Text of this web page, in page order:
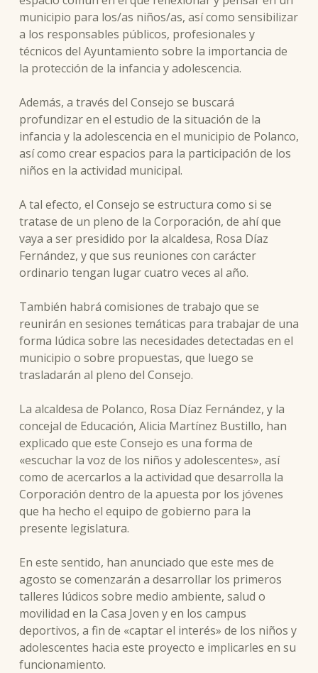
municipio para los/as niños/as, así como sensibilizar
a los responsables públicos, profesionales y
técnicos del Ayuntamiento sobre la importancia de
la protección de la infancia y adolescencia.
Además, a través del Consejo se buscará
profundizar en el estudio de la situación de la
infancia y la adolescencia en el municipio de Polanco,
así como crear espacios para la participación de los
niños en la actividad municipal.
A tal efecto, el Consejo se estructura como si se
tratase de un pleno de la Corporación, de ahí que
vaya a ser presidido por la alcaldesa, Rosa Díaz
Fernández, y que sus reuniones con carácter
ordinario tengan lugar cuatro veces al año.
También habrá comisiones de trabajo que se
reunirán en sesiones temáticas para trabajar de una
forma lúdica sobre las necesidades detectadas en el
municipio o sobre propuestas, que luego se
trasladarán al pleno del Consejo.
La alcaldesa de Polanco, Rosa Díaz Fernández, y la
concejal de Educación, Alicia Martínez Bustillo, han
explicado que este Consejo es una forma de
«escuchar la voz de los niños y adolescentes», así
como de acercarlos a la actividad que desarrolla la
Corporación dentro de la apuesta por los jóvenes
que ha hecho el equipo de gobierno para la
presente legislatura.
En este sentido, han anunciado que este mes de
agosto se comenzarán a desarrollar los primeros
talleres lúdicos sobre medio ambiente, salud o
movilidad en la Casa Joven y en los campus
deportivos, a fin de «captar el interés» de los niños y
adolescentes hacia este proyecto e implicarles en su
funcionamiento.